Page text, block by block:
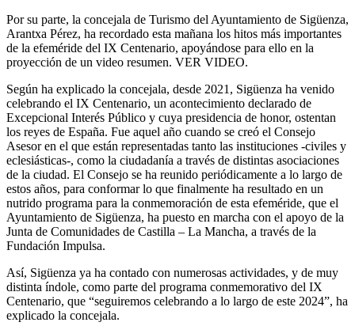
Por su parte, la concejala de Turismo del Ayuntamiento de Sigüenza,
Arantxa Pérez, ha recordado esta mañana los hitos más importantes
de la efeméride del IX Centenario, apoyándose para ello en la
proyección de un video resumen. VER VIDEO.
Según ha explicado la concejala, desde 2021, Sigüenza ha venido
celebrando el IX Centenario, un acontecimiento declarado de
Excepcional Interés Público y cuya presidencia de honor, ostentan
los reyes de España. Fue aquel año cuando se creó el Consejo
Asesor en el que están representadas tanto las instituciones -civiles y
eclesiásticas-, como la ciudadanía a través de distintas asociaciones
de la ciudad. El Consejo se ha reunido periódicamente a lo largo de
estos años, para conformar lo que finalmente ha resultado en un
nutrido programa para la conmemoración de esta efeméride, que el
Ayuntamiento de Sigüenza, ha puesto en marcha con el apoyo de la
Junta de Comunidades de Castilla – La Mancha, a través de la
Fundación Impulsa.
Así, Sigüenza ya ha contado con numerosas actividades, y de muy
distinta índole, como parte del programa conmemorativo del IX
Centenario, que “seguiremos celebrando a lo largo de este 2024”, ha
explicado la concejala.